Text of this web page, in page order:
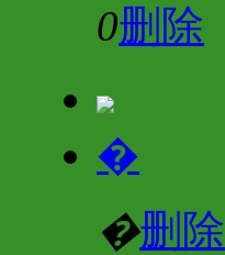
0删除
�
�删除